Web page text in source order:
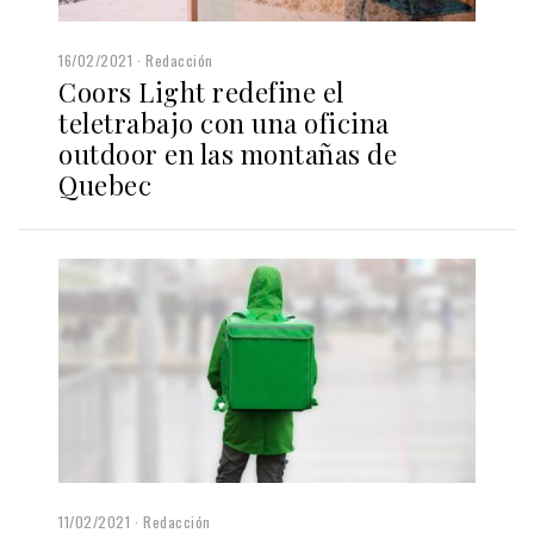
16/02/2021 Redacción
Coors Light redefine el
teletrabajo con una oficina
outdoor en las montañas de
Quebec
11/02/2021 Redacción